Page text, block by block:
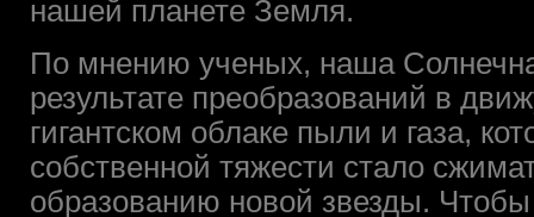
нашей планете Земля.
По мнению ученых, наша
результате преобразований в
гигантском облаке пыли и газа,
собственной тяжести стало
образованию новой звезды.